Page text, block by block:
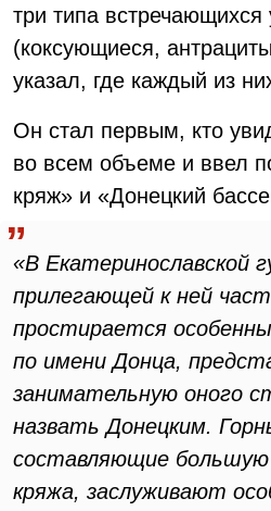
три типа встречающихся
(коксующиеся,
указал, где каждый из
Он стал первым, кто
во всем объеме и ввел
кряж» и «Донецкий
«В Екатеринославской
прилегающей к ней
простирается
по имени Донца,
занимательную оного
назвать Донецким.
составляющие большую
кряжа, заслуживают